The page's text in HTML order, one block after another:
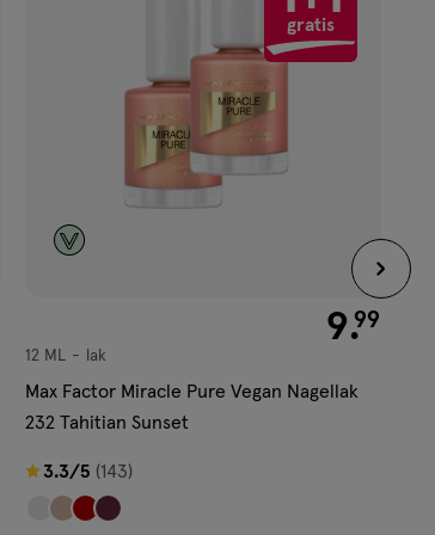
gratis
€ 9.99
9.99
lak
12 ML lak
Max Factor Miracle Pure Vegan Nagellak
232 Tahitian Sunset
3.3/5 (143)
3.3
van